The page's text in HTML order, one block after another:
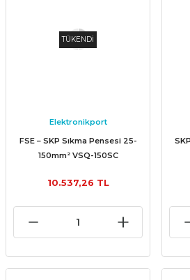
TÜKENDİ
Elektronikport
FSE – SKP Sıkma Pensesi 25-
150mm² VSQ-150SC
10.537,26 TL